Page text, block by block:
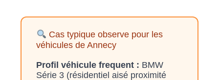
Cas typique observe pour les
véhicules de Annecy
Profil véhicule frequent : BMW
Série 3 (résidentiel aisé proximité